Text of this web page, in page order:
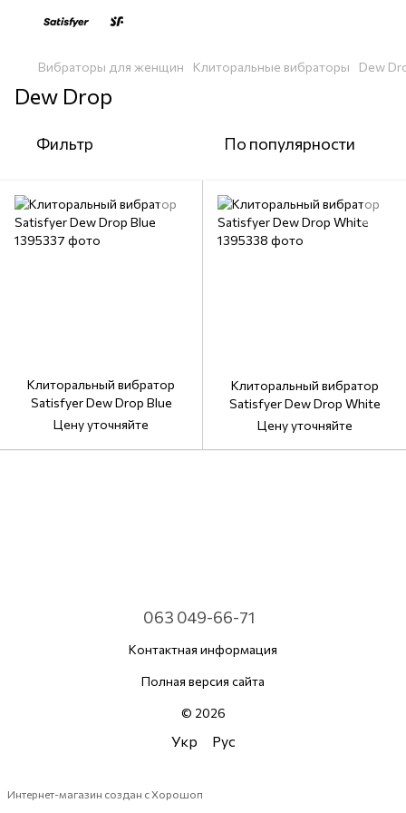
Вибраторы для женщин Клиторальные вибраторы Dew
Dew Drop
Фильтр По популярности
Клиторальный вибратор
Satisfyer Dew Drop Blue
Цену уточняйте
Клиторальный вибратор
Satisfyer Dew Drop White
Цену уточняйте
063 049-66-71
Контактная информация
Полная версия сайта
© 2026
Укр Рус
Интернет-магазин создан с Хорошоп